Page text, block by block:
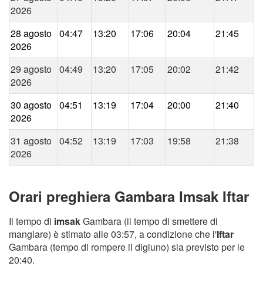
2026
28 agosto
2026
04:47 13:20 17:06 20:04 21:45
29 agosto
2026
04:49 13:20 17:05 20:02 21:42
30 agosto
2026
04:51 13:19 17:04 20:00 21:40
31 agosto
2026
04:52 13:19 17:03 19:58 21:38
Orari preghiera Gambara Imsak Iftar
Il tempo di imsakGambara (il tempo di smettere di
mangiare) è stimato alle 03:57, a condizione che l'Iftar
Gambara (tempo di rompere il digiuno) sia previsto per le
20:40.